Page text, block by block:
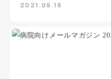
2021.09.16